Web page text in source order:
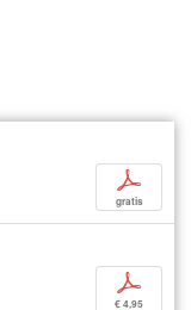
p
gratis
p
€ 4,95